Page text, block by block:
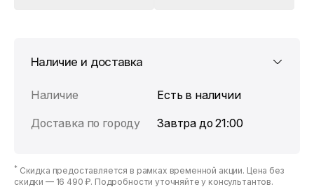
Наличие и доставка
Наличие
Есть в наличии
Доставка по городу
Завтра до 21:00
* Скидка предоставляется в рамках временной акции. Цена без
скидки — 16 490 ₽. Подробности уточняйте у консультантов.